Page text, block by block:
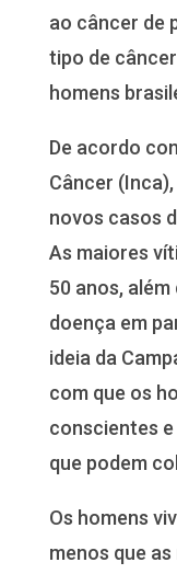
ao câncer de
tipo de
homens
De acordo
Câncer
novos casos
As maiores
50 anos,
doença em
ideia da
com que os
conscientes
que podem
Os homens
menos que